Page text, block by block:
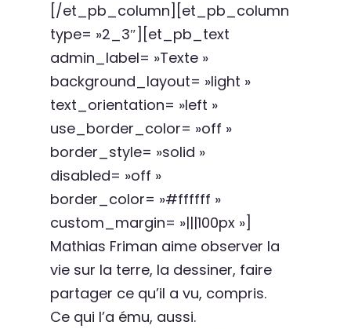
[/et_pb_column][et_pb_column
type= »2_3″][et_pb_text
admin_label= »Texte »
background_layout= »light »
text_orientation= »left »
use_border_color= »off »
border_style= »solid »
disabled= »off »
border_color= »#ffffff »
custom_margin= »|||100px »]
Mathias Friman aime observer la
vie sur la terre, la dessiner, faire
partager ce qu’il a vu, compris.
Ce qui l’a ému, aussi.